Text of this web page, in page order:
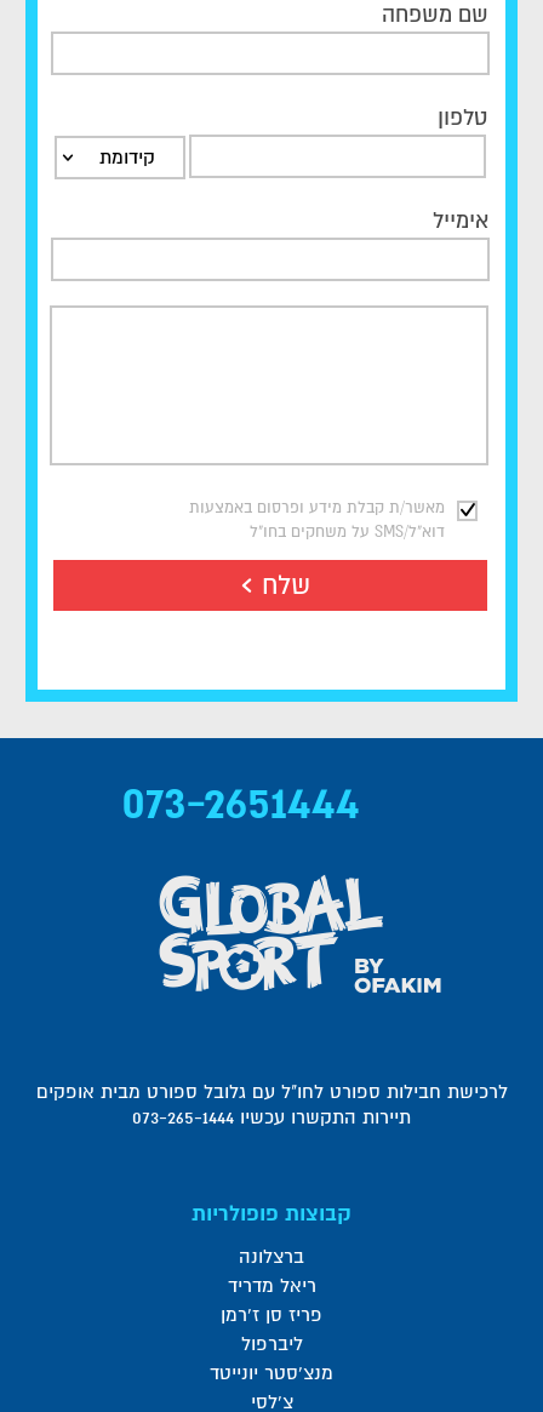
שם משפחה
טלפון
קידומת
אימייל
מאשר/ת קבלת מידע ופרסום באמצעות
דוא"ל/SMS על משחקים בחו"ל
שלח
073-2651444
לרכישת חבילות ספורט לחו"ל עם גלובל ספורט מבית אופקים
תיירות התקשרו עכשיו 073-265-1444
קבוצות פופולריות
ברצלונה
ריאל מדריד
פריז סן ז'רמן
ליברפול
מנצ'סטר יונייטד
צ'לסי